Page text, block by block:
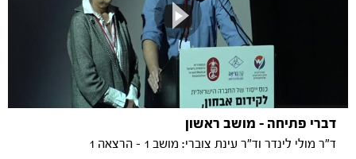
דברי פתיחה - מושב ראשון
ד"ר מולי לינדר וד"ר עינת צוברי: מושב 1 - הרצאה 1